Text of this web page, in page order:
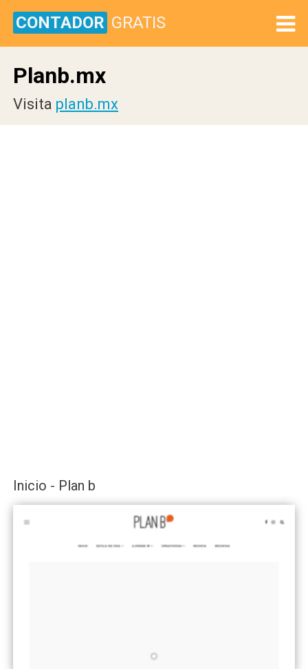
CONTADOR GRATIS
Planb.mx
Visita planb.mx
Inicio - Plan b